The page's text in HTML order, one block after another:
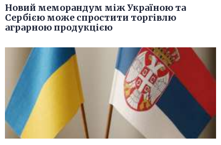
Новий меморандум між Україною та
Сербією може спростити торгівлю
аграрною продукцією